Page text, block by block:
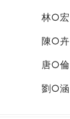
林○宏
陳○卉
唐○倫
劉○涵